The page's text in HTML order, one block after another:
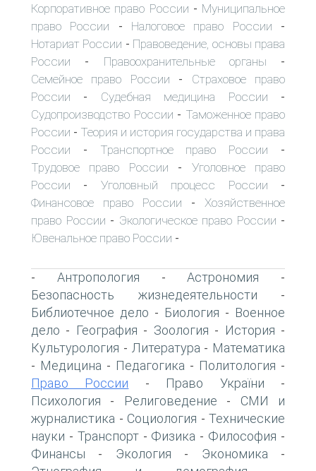
Корпоративное право России - Муниципальное
право России - Налоговое право России -
Нотариат России - Правоведение, основы права
России - Правоохранительные органы -
Семейное право России - Страховое право
России - Судебная медицина России -
Судопроизводство России - Таможенное право
России - Теория и история государства и права
России - Транспортное право России -
Трудовое право России - Уголовное право
России - Уголовный процесс России -
Финансовое право России - Хозяйственное
право России - Экологическое право России -
Ювенальное право России -
- Антропология -Астрономия -
Безопасность жизнедеятельности -
Библиотечное дело - Биология - Военное
дело - География - Зоология - История -
Культурология - Литература - Математика
- Медицина - Педагогика - Политология -
Право России - Право України -
Психология - Религоведение - СМИ и
журналистика - Социология - Технические
науки - Транспорт- Физика - Философия -
Финансы - Экология - Экономика -